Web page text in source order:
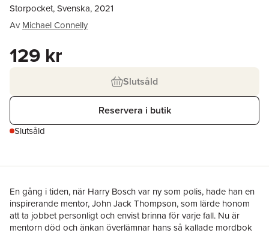
Storpocket, Svenska, 2021
Av Michael Connelly
129 kr
Slutsåld
Reservera i butik
Slutsåld
En gång i tiden, när Harry Bosch var ny som polis, hade han en
inspirerande mentor, John Jack Thompson, som lärde honom
att ta jobbet personligt och envist brinna för varje fall. Nu är
mentorn död och änkan överlämnar hans så kallade mordbok